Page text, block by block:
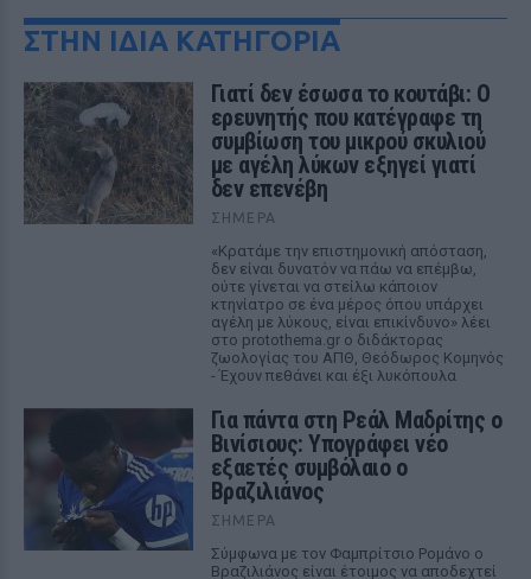
ΣΤΗΝ ΙΔΙΑ ΚΑΤΗΓΟΡΙΑ
Γιατί δεν έσωσα το κουτάβι: Ο
ερευνητής που κατέγραφε τη
συμβίωση του μικρού σκυλιού
με αγέλη λύκων εξηγεί γιατί
δεν επενέβη
ΣΉΜΕΡΑ
«Κρατάμε την επιστημονική απόσταση,
δεν είναι δυνατόν να πάω να επέμβω,
ούτε γίνεται να στείλω κάποιον
κτηνίατρο σε ένα μέρος όπου υπάρχει
αγέλη με λύκους, είναι επικίνδυνο» λέει
στο protothema.gr ο διδάκτορας
ζωολογίας του ΑΠΘ, Θεόδωρος Κομηνός
- Έχουν πεθάνει και έξι λυκόπουλα
Για πάντα στη Ρεάλ Μαδρίτης ο
Βινίσιους: Υπογράφει νέο
εξαετές συμβόλαιο ο
Βραζιλιάνος
ΣΉΜΕΡΑ
Σύμφωνα με τον Φαμπρίτσιο Ρομάνο ο
Βραζιλιάνος είναι έτοιμος να αποδεχτεί